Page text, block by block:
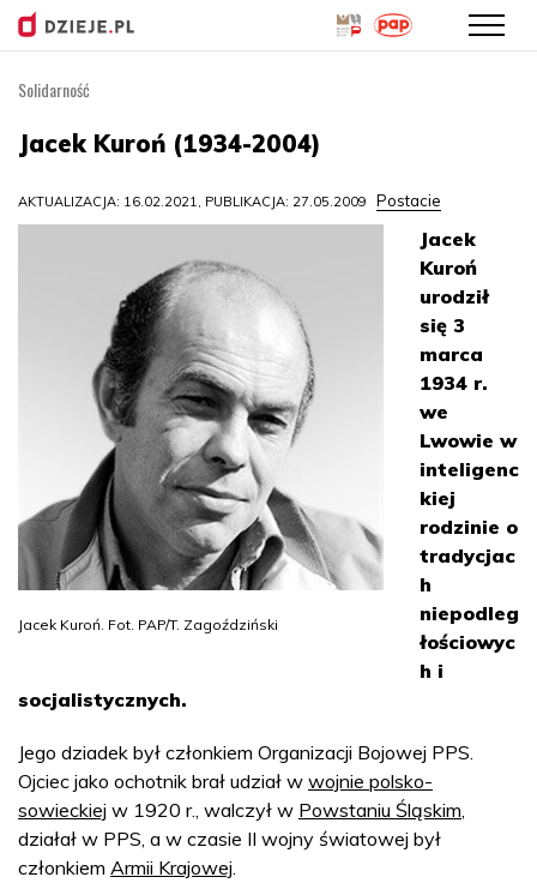
treści
Solidarność
Jacek Kuroń (1934-2004)
AKTUALIZACJA: 16.02.2021, PUBLIKACJA: 27.05.2009 Postacie
Jacek Kuroń. Fot. PAP/T. Zagoździński
Jacek
Kuroń
urodził
się 3
marca
1934 r.
we
Lwowie w
inteligenc
kiej
rodzinie o
tradycjac
h
niepodleg
łościowyc
h i
socjalistycznych.
Jego dziadek był członkiem Organizacji Bojowej PPS.
Ojciec jako ochotnik brał udział w wojnie polsko-
sowieckiej w 1920 r., walczył w Powstaniu Śląskim,
działał w PPS, a w czasie II wojny światowej był
członkiem Armii Krajowej.